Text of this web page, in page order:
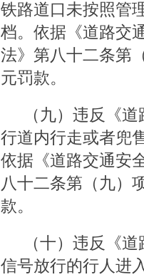
铁路道口未按照管
档。依据《道路交
法》第八十二条第
元罚款。
（九）违反《
行道内行走或者兜
依据《道路交通安
八十二条第（九）
款。
（十）违反《
信号放行的行人进